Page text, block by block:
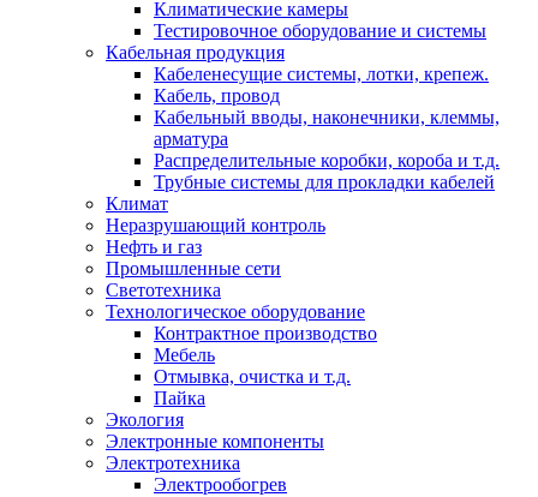
Климатические камеры
Тестировочное оборудование и системы
Кабельная продукция
Кабеленесущие системы, лотки, крепеж.
Кабель, провод
Кабельный вводы, наконечники, клеммы,
арматура
Распределительные коробки, короба и т.д.
Трубные системы для прокладки кабелей
Климат
Неразрушающий контроль
Нефть и газ
Промышленные сети
Светотехника
Технологическое оборудование
Контрактное производство
Мебель
Отмывка, очистка и т.д.
Пайка
Экология
Электронные компоненты
Электротехника
Электрообогрев